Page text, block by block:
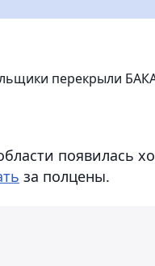
перекрыли
появилась
за полцены.